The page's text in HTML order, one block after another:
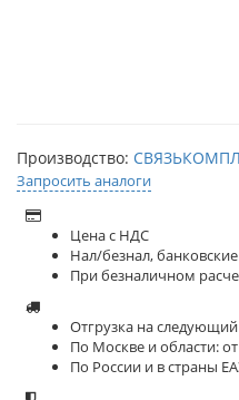
Производство:
Запросить аналоги
Цена с НДС
Нал/безнал,
При безналичном
Отгрузка на
По Москве и области:
По России и в страны